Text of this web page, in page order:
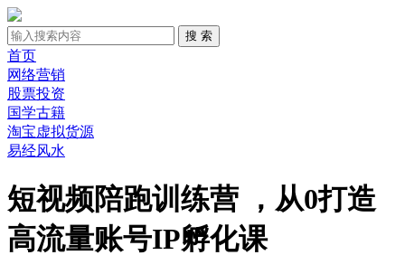
首页
网络营销
股票投资
国学古籍
淘宝虚拟货源
易经风水
短视频陪跑训练营 ，从0打造
高流量账号IP孵化课